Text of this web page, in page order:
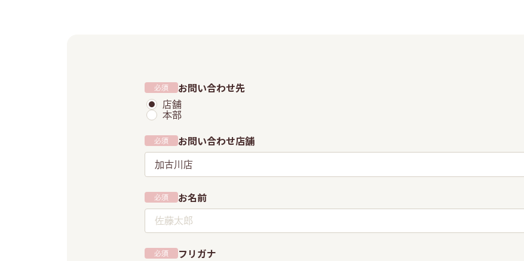
必須 お問い合わせ先
店舗
本部
必須 お問い合わせ店舗
加古川店
必須 お名前
必須 フリガナ